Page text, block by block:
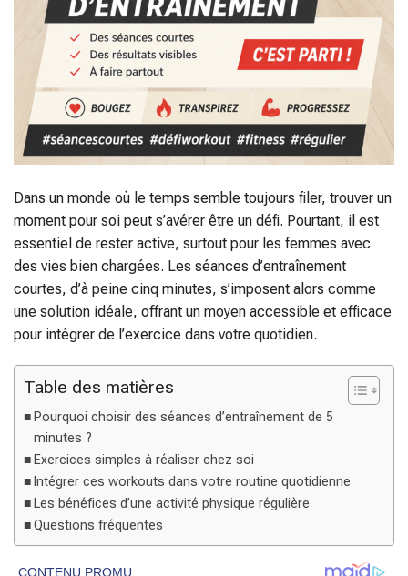
Dans un monde où le temps semble toujours filer, trouver un
moment pour soi peut s’avérer être un défi. Pourtant, il est
essentiel de rester active, surtout pour les femmes avec
des vies bien chargées. Les séances d’entraînement
courtes, d’à peine cinq minutes, s’imposent alors comme
une solution idéale, offrant un moyen accessible et efficace
pour intégrer de l’exercice dans votre quotidien.
Table des matières
Pourquoi choisir des séances d’entraînement de 5
minutes ?
Exercices simples à réaliser chez soi
Intégrer ces workouts dans votre routine quotidienne
Les bénéfices d’une activité physique régulière
Questions fréquentes